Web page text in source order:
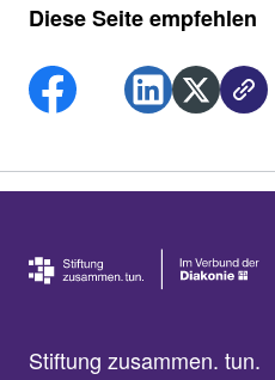
Diese Seite empfehlen
Stiftung zusammen. tun.